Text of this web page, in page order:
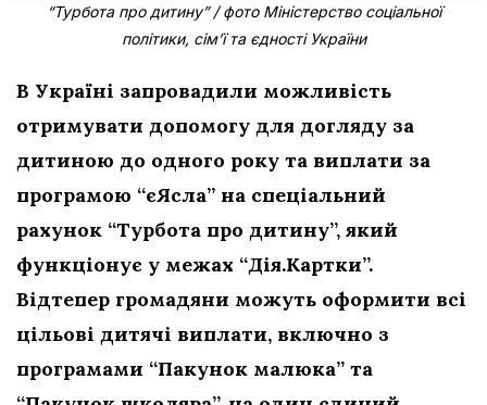
“Турбота про дитину” / фото Міністерство соціальної
політики, сім’ї та єдності України
В Україні запровадили можливість
отримувати допомогу для догляду за
дитиною до одного року та виплати за
програмою “єЯсла” на спеціальний
рахунок “Турбота про дитину”, який
функціонує у межах “Дія.Картки”.
Відтепер громадяни можуть оформити всі
цільові дитячі виплати, включно з
програмами “Пакунок малюка” та